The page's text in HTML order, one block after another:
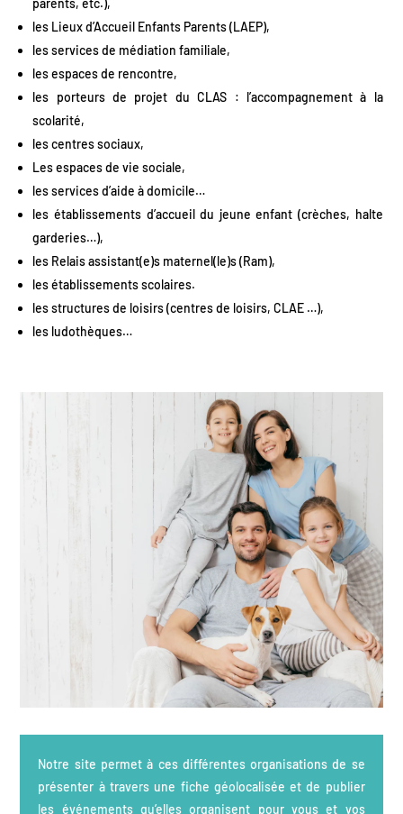
parents, etc.),
les Lieux d’Accueil Enfants Parents (LAEP),
les services de médiation familiale,
les espaces de rencontre,
les porteurs de projet du CLAS : l’accompagnement à la
scolarité,
les centres sociaux,
Les espaces de vie sociale,
les services d’aide à domicile…
les établissements d’accueil du jeune enfant (crèches, halte
garderies…),
les Relais assistant(e)s maternel(le)s (Ram),
les établissements scolaires.
les structures de loisirs (centres de loisirs, CLAE …),
les ludothèques…
Notre site permet à ces différentes organisations de se
présenter à travers une fiche géolocalisée et de publier
les événements qu’elles organisent pour vous et vos